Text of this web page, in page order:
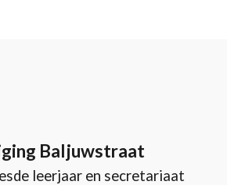
Baljuwstraat
leerjaar en secretariaat